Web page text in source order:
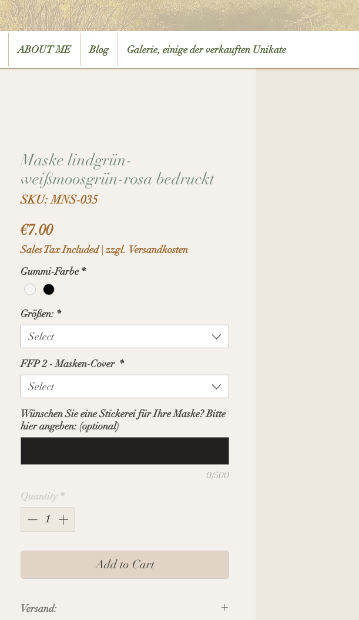
ABOUT ME Blog Galerie, einige der verkauften Unikate
Maske lindgrün-
weißmoosgrün-rosa bedruckt
SKU: MNS-035
€7.00Price
Sales Tax Included|zzgl. Versandkosten
Gummi-Farbe *
Größen: *
Select
FFP 2 - Masken-Cover *
Select
Wünschen Sie eine Stickerei für Ihre Maske? Bitte
hier angeben: (optional)
0/500
Quantity *
Add to Cart
Versand: